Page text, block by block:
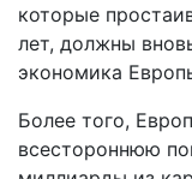
которые
лет, должны
экономика
Более того,
всестороннюю